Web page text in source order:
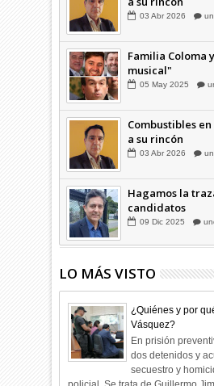
03 Abr 2026
Familia Coloma
musical"
05 May 2025
Combustibles
a su rincón
03 Abr 2026
Hagamos la
candidatos
09 Dic 2025
LO MÁS VISTO
¿Quiénes y por
Vásquez?
En prisión
dos detenidos y
secuestro y